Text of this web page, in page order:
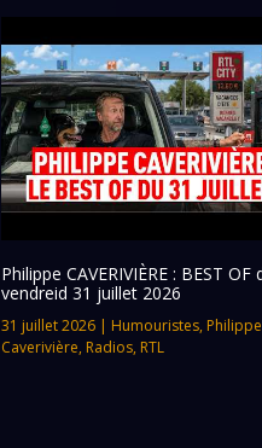
Philippe CAVERIVIÈRE : BEST OF
vendreid 31 juillet 2026
31 juillet 2026 | Humouristes, Philippe
Caverivière, Radios, RTL